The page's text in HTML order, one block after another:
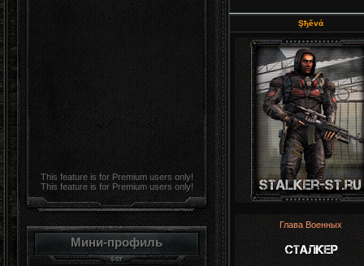
This feature is for Premium users only!
This feature is for Premium users only!
Мини-профиль
Şђĕvά
Глава Военных